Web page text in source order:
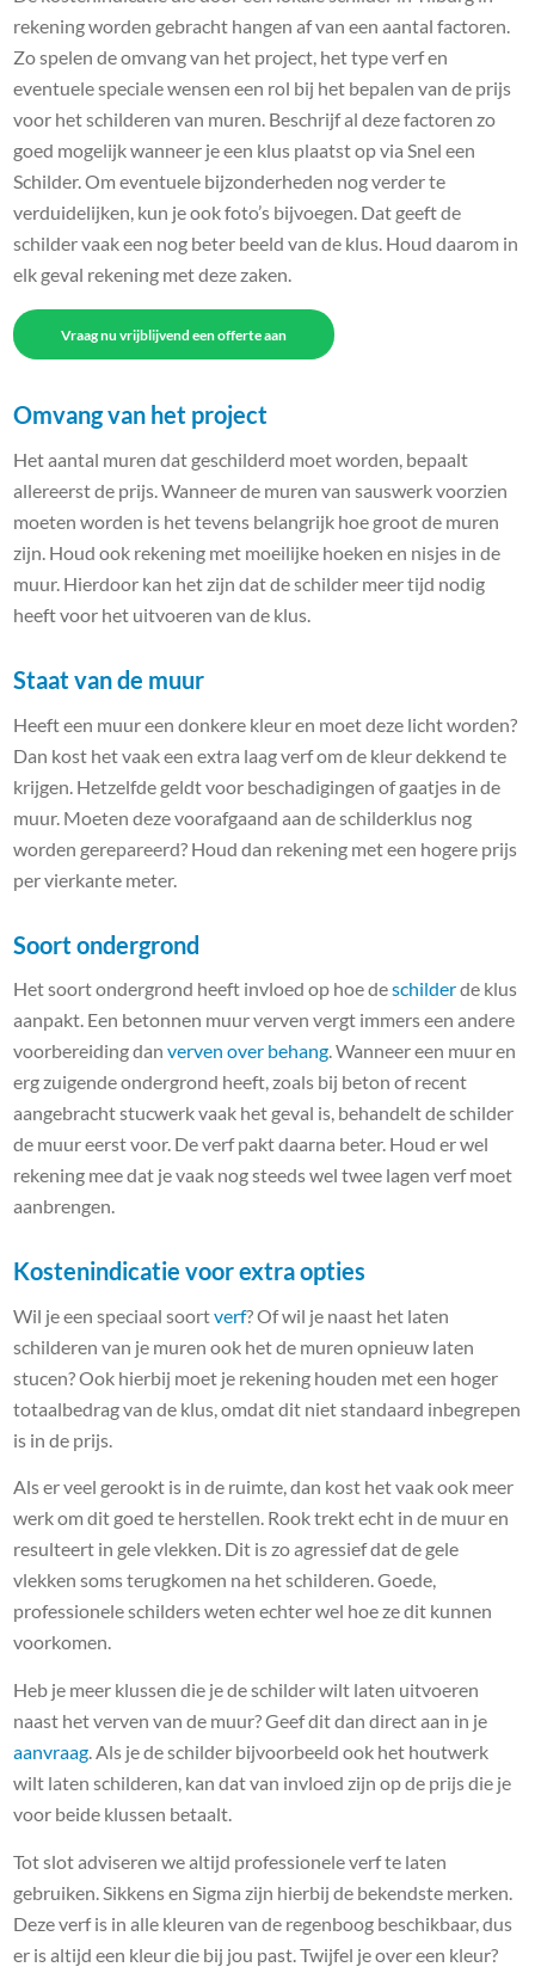
rekening worden gebracht hangen af van een aantal factoren.
Zo spelen de omvang van het project, het type verf en
eventuele speciale wensen een rol bij het bepalen van de prijs
voor het schilderen van muren. Beschrijf al deze factoren zo
goed mogelijk wanneer je een klus plaatst op via Snel een
Schilder. Om eventuele bijzonderheden nog verder te
verduidelijken, kun je ook foto’s bijvoegen. Dat geeft de
schilder vaak een nog beter beeld van de klus. Houd daarom in
elk geval rekening met deze zaken.
Vraag nu vrijblijvend een offerte aan
Omvang van het project
Het aantal muren dat geschilderd moet worden, bepaalt
allereerst de prijs. Wanneer de muren van sauswerk voorzien
moeten worden is het tevens belangrijk hoe groot de muren
zijn. Houd ook rekening met moeilijke hoeken en nisjes in de
muur. Hierdoor kan het zijn dat de schilder meer tijd nodig
heeft voor het uitvoeren van de klus.
Staat van de muur
Heeft een muur een donkere kleur en moet deze licht worden?
Dan kost het vaak een extra laag verf om de kleur dekkend te
krijgen. Hetzelfde geldt voor beschadigingen of gaatjes in de
muur. Moeten deze voorafgaand aan de schilderklus nog
worden gerepareerd? Houd dan rekening met een hogere prijs
per vierkante meter.
Soort ondergrond
Het soort ondergrond heeft invloed op hoe deschilderde klus
aanpakt. Een betonnen muur verven vergt immers een andere
voorbereiding danverven over behang. Wanneer een muur en
erg zuigende ondergrond heeft, zoals bij beton of recent
aangebracht stucwerk vaak het geval is, behandelt de schilder
de muur eerst voor. De verf pakt daarna beter. Houd er wel
rekening mee dat je vaak nog steeds wel twee lagen verf moet
aanbrengen.
Kostenindicatie voor extra opties
Wil je een speciaal soortverf? Of wil je naast het laten
schilderen van je muren ook het de muren opnieuw laten
stucen? Ook hierbij moet je rekening houden met een hoger
totaalbedrag van de klus, omdat dit niet standaard inbegrepen
is in de prijs.
Als er veel gerookt is in de ruimte, dan kost het vaak ook meer
werk om dit goed te herstellen. Rook trekt echt in de muur en
resulteert in gele vlekken. Dit is zo agressief dat de gele
vlekken soms terugkomen na het schilderen. Goede,
professionele schilders weten echter wel hoe ze dit kunnen
voorkomen.
Heb je meer klussen die je de schilder wilt laten uitvoeren
naast het verven van de muur? Geef dit dan direct aan in je
aanvraag. Als je de schilder bijvoorbeeld ook het houtwerk
wilt laten schilderen, kan dat van invloed zijn op de prijs die je
voor beide klussen betaalt.
Tot slot adviseren we altijd professionele verf te laten
gebruiken. Sikkens en Sigma zijn hierbij de bekendste merken.
Deze verf is in alle kleuren van de regenboog beschikbaar, dus
er is altijd een kleur die bij jou past. Twijfel je over een kleur?